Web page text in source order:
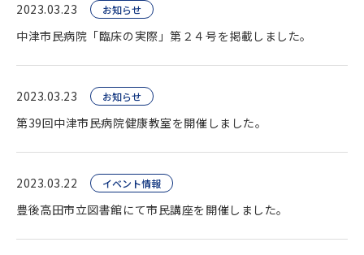
2023.03.23 お知らせ
中津市民病院「臨床の実際」第２４号を掲載しました。
2023.03.23 お知らせ
第39回中津市民病院健康教室を開催しました。
2023.03.22 イベント情報
豊後高田市立図書館にて市民講座を開催しました。